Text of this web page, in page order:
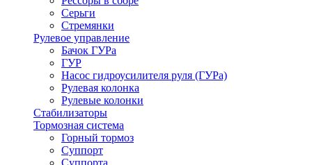
Серьги
Стремянки
Рулевое управление
Бачок ГУРа
ГУР
Насос гидроусилителя руля (ГУРа)
Рулевая колонка
Рулевые колонки
Стабилизаторы
Тормозная система
Горный тормоз
Суппорт
Суппорта